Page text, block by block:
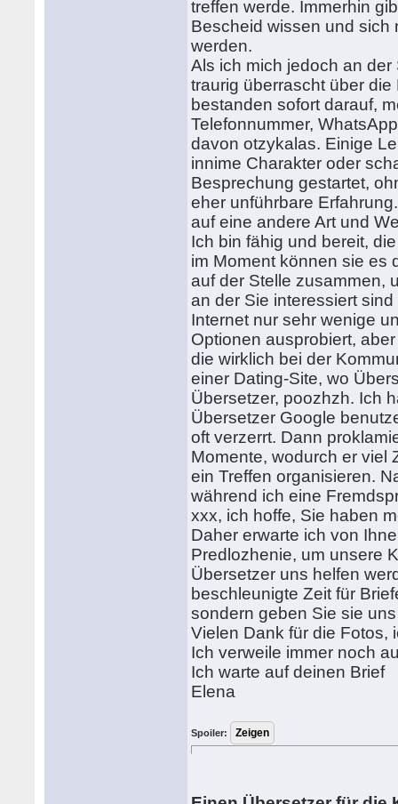
treffen werde. Immerhin
Bescheid wissen und sich
werden.
Als ich mich jedoch an
traurig überrascht über
bestanden sofort darauf,
Telefonnummer,
davon otzykalas. Einige
innime Charakter oder
Besprechung gestartet,
eher unführbare
auf eine andere Art und
Ich bin fähig und bereit,
im Moment können sie es
auf der Stelle zusammen,
an der Sie interessiert
Internet nur sehr wenige
Optionen ausprobiert,
die wirklich bei der
einer Dating-Site, wo
Übersetzer, poozhzh. Ich
Übersetzer Google
oft verzerrt. Dann
Momente, wodurch er viel
ein Treffen organisieren.
während ich eine
xxx, ich hoffe, Sie haben
Daher erwarte ich von
Predlozhenie, um unsere
Übersetzer uns helfen
beschleunigte Zeit für
sondern geben Sie sie
Vielen Dank für die Fotos,
Ich verweile immer noch
Ich warte auf deinen Brief
Elena
Spoiler: